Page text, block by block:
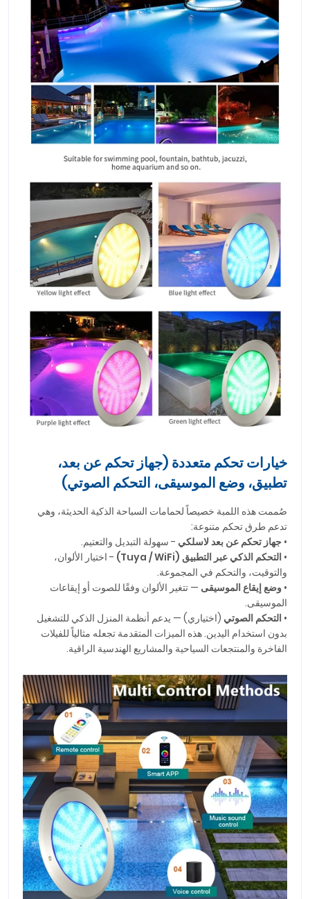
خيارات تحكم متعددة (جهاز تحكم عن بعد،
تطبيق، وضع الموسيقى، التحكم الصوتي)
صُممت هذه اللمبة خصيصاً لحمامات السباحة الذكية الحديثة، وهي
تدعم طرق تحكم متنوعة:
• جهاز تحكم عن بعد لاسلكي - سهولة التبديل والتعتيم.
• التحكم الذكي عبر التطبيق (Tuya / WiFi)
- اختيار الألوان،
والتوقيت، والتحكم في المجموعة.
• وضع إيقاع الموسيقى — تتغير الألوان وفقًا للصوت أو إيقاعات
الموسيقى.
• التحكم الصوتي (اختياري) — يدعم أنظمة المنزل الذكي للتشغيل
بدون استخدام اليدين. هذه الميزات المتقدمة تجعله مثالياً للفيلات
الفاخرة والمنتجعات السياحية والمشاريع الهندسية الراقية.